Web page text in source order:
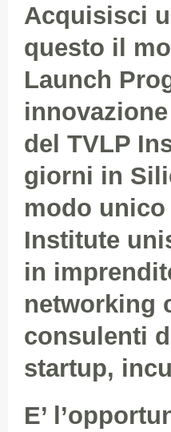
Acquisisci
questo il
Launch
del TVLP
giorni in
modo
Institute
in
networking
consulenti
startup,
E’